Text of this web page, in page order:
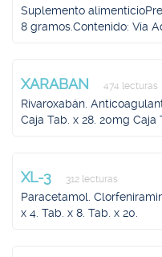
Suplemento
8 gramos.Contenido: Vía
XARABAN 474 lecturas
Rivaroxabán.
Caja Tab. x 28. 20mg Caja
XL-3 312 lecturas
Paracetamol.
x 4. Tab. x 8. Tab. x 20.